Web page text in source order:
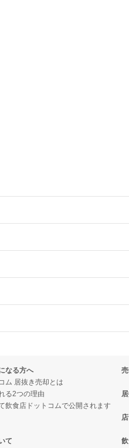
一覧
一覧
の案件一覧
覧
覧
覧
一覧
一覧
物件の案件一覧
一覧
覧
物件の案件一覧
覧
一覧
覧
なる方へ
ム 居抜き売却とは
る2つの理由
飲食店ドットコムで公開されます
て